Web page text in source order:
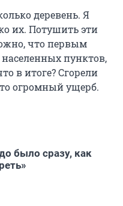
деревень. Я
их. Потушить эти
что первым
пунктов,
в итоге? Сгорели
огромный ущерб.
было сразу, как